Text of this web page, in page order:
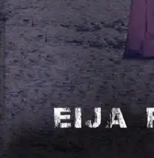
mistään ei löydy lankaa,
muutama henkilö valehtelee
Näytä lisää tuotekuvausta
Ominaisuudet